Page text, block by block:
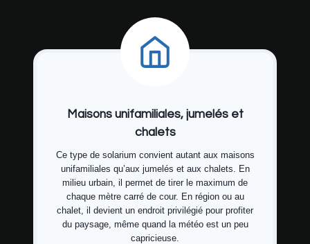
Maisons unifamiliales, jumelés et
chalets
Ce type de solarium convient autant aux maisons
unifamiliales qu’aux jumelés et aux chalets. En
milieu urbain, il permet de tirer le maximum de
chaque mètre carré de cour. En région ou au
chalet, il devient un endroit privilégié pour profiter
du paysage, même quand la météo est un peu
capricieuse.